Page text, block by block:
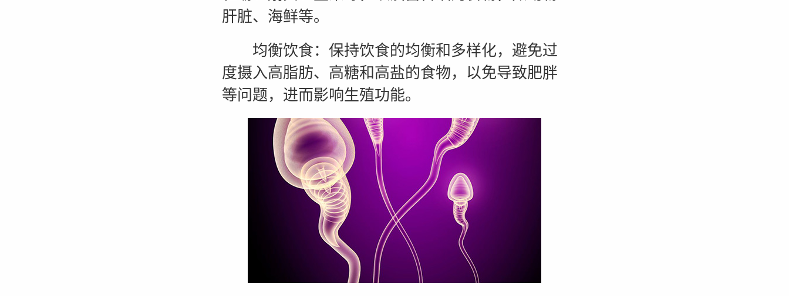
肝脏、海鲜等。
均衡饮食：保持饮食的均衡和多样化，避免过
度摄入高脂肪、高糖和高盐的食物，以免导致肥胖
等问题，进而影响生殖功能。